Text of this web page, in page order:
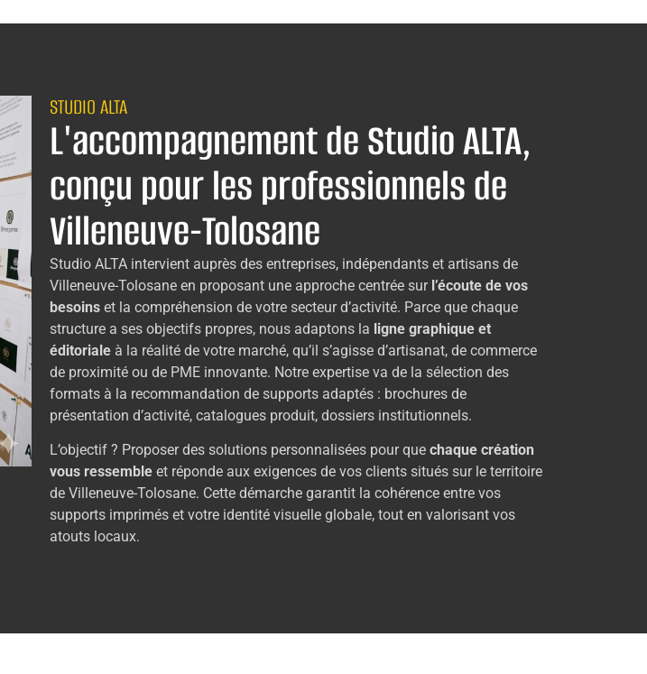
STUDIO ALTA
L'accompagnement de Studio ALTA,
conçu pour les professionnels de
Villeneuve-Tolosane
Studio ALTA intervient auprès des entreprises, indépendants et artisans de
Villeneuve-Tolosane en proposant une approche centrée sur l’écoute de vos
besoins et la compréhension de votre secteur d’activité. Parce que chaque
structure a ses objectifs propres, nous adaptons la ligne graphique et
éditoriale à la réalité de votre marché, qu’il s’agisse d’artisanat, de commerce
de proximité ou de PME innovante. Notre expertise va de la sélection des
formats à la recommandation de supports adaptés : brochures de
présentation d’activité, catalogues produit, dossiers institutionnels.
L’objectif ? Proposer des solutions personnalisées pour que chaque création
vous ressemble et réponde aux exigences de vos clients situés sur le territoire
de Villeneuve-Tolosane. Cette démarche garantit la cohérence entre vos
supports imprimés et votre identité visuelle globale, tout en valorisant vos
atouts locaux.